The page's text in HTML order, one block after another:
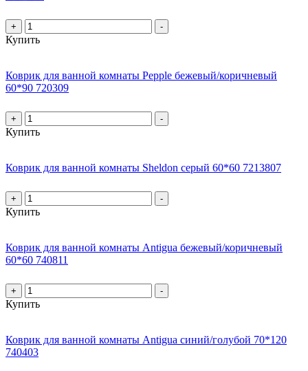
+ -
Купить
Коврик для ванной комнаты Pepple бежевый/коричневый
60*90 720309
+ -
Купить
Коврик для ванной комнаты Sheldon серый 60*60 7213807
+ -
Купить
Коврик для ванной комнаты Antigua бежевый/коричневый
60*60 740811
+ -
Купить
Коврик для ванной комнаты Antigua синий/голубой 70*120
740403